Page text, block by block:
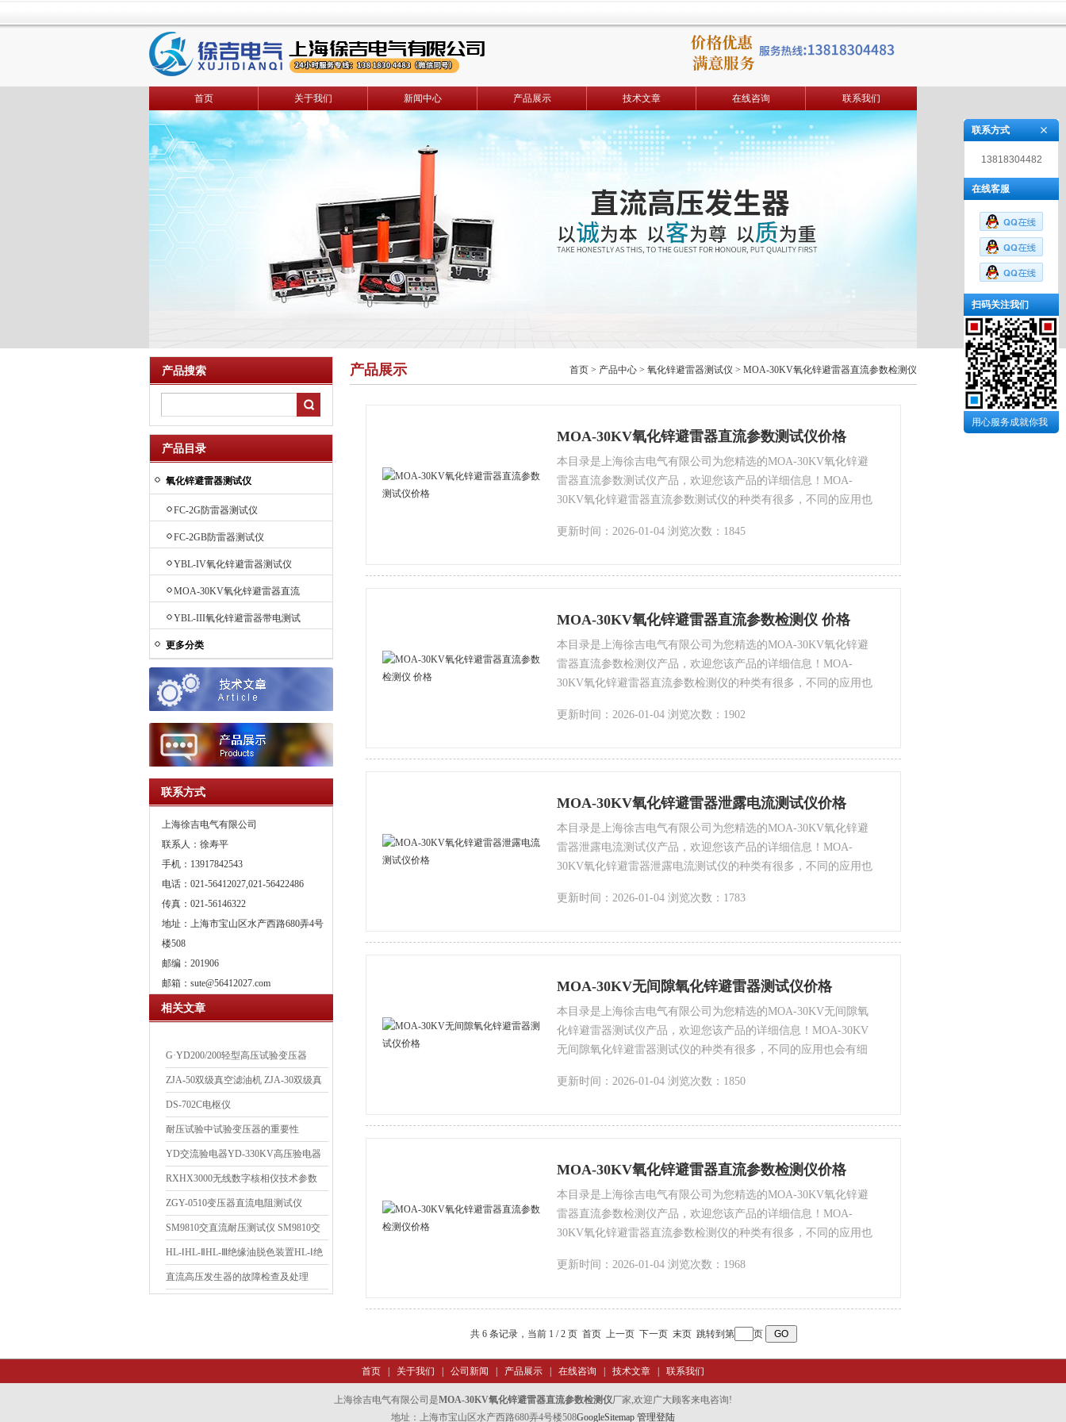
首页 关于我们 新闻中心 产品展示 技术文章 在线咨询 联系我们
产品搜索
产品目录
氧化锌避雷器测试仪
FC-2G防雷器测试仪
FC-2GB防雷器测试仪
YBL-IV氧化锌避雷器测试仪
MOA-30KV氧化锌避雷器直流
参数检测仪
YBL-III氧化锌避雷器带电测试
仪
更多分类
联系方式
上海徐吉电气有限公司
联系人：徐寿平
手机：13917842543
电话：021-56412027,021-56422486
传真：021-56146322
地址：上海市宝山区水产西路680弄4号
楼508
邮编：201906
邮箱： sute@56412027.com
相关文章
G·YD200/200轻型高压试验变压器
ZJA-50双级真空滤油机 ZJA-30双级真
空滤油机
DS-702C电枢仪
耐压试验中试验变压器的重要性
YD交流验电器YD-330KV高压验电器
YD-35高压验电器
RXHX3000无线数字核相仪技术参数
ZGY-0510变压器直流电阻测试仪
SM9810交直流耐压测试仪 SM9810交
直流耐压测试仪
HL-ⅠHL-ⅡHL-Ⅲ绝缘油脱色装置HL-Ⅰ绝
缘油脱色装置
直流高压发生器的故障检查及处理
产品展示 首页 > 产品中心 > 氧化锌避雷器测试仪 > MOA-30KV氧化锌避雷器直流参数检测仪
MOA-30KV氧化锌避雷器直流参数测试仪价格
本目录是上海徐吉电气有限公司为您精选的MOA-30KV氧化锌避
雷器直流参数测试仪产品，欢迎您该产品的详细信息！MOA-
30KV氧化锌避雷器直流参数测试仪的种类有很多，不同的应用也
更新时间：2026-01-04 浏览次数：1845
MOA-30KV氧化锌避雷器直流参数检测仪 价格
本目录是上海徐吉电气有限公司为您精选的MOA-30KV氧化锌避
雷器直流参数检测仪产品，欢迎您该产品的详细信息！MOA-
30KV氧化锌避雷器直流参数检测仪的种类有很多，不同的应用也
更新时间：2026-01-04 浏览次数：1902
MOA-30KV氧化锌避雷器泄露电流测试仪价格
本目录是上海徐吉电气有限公司为您精选的MOA-30KV氧化锌避
雷器泄露电流测试仪产品，欢迎您该产品的详细信息！MOA-
30KV氧化锌避雷器泄露电流测试仪的种类有很多，不同的应用也
更新时间：2026-01-04 浏览次数：1783
MOA-30KV无间隙氧化锌避雷器测试仪价格
本目录是上海徐吉电气有限公司为您精选的MOA-30KV无间隙氧
化锌避雷器测试仪产品，欢迎您该产品的详细信息！MOA-30KV
无间隙氧化锌避雷器测试仪的种类有很多，不同的应用也会有细
更新时间：2026-01-04 浏览次数：1850
MOA-30KV氧化锌避雷器直流参数检测仪价格
本目录是上海徐吉电气有限公司为您精选的MOA-30KV氧化锌避
雷器直流参数检测仪产品，欢迎您该产品的详细信息！MOA-
30KV氧化锌避雷器直流参数检测仪的种类有很多，不同的应用也
更新时间：2026-01-04 浏览次数：1968
共 6 条记录，当前 1 / 2 页 首页 上一页 下一页 末页跳转到第 页
首页 关于我们 公司新闻 产品展示 在线咨询 技术文章 联系我们
上海徐吉电气有限公司是MOA-30KV氧化锌避雷器直流参数检测仪厂家,欢迎广大顾客来电咨询!
地址：上海市宝山区水产西路680弄4号楼508GoogleSitemap 管理登陆
联系方式
13818304482
在线客服
扫码关注我们
用心服务成就你我